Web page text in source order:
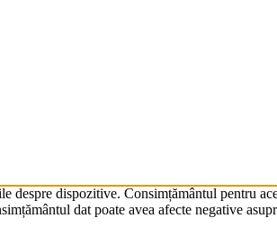
dispozitive. Consimțământul pentru
dat poate avea afecte negative